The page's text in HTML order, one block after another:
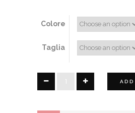
Colore
Taglia
quantity
ADD